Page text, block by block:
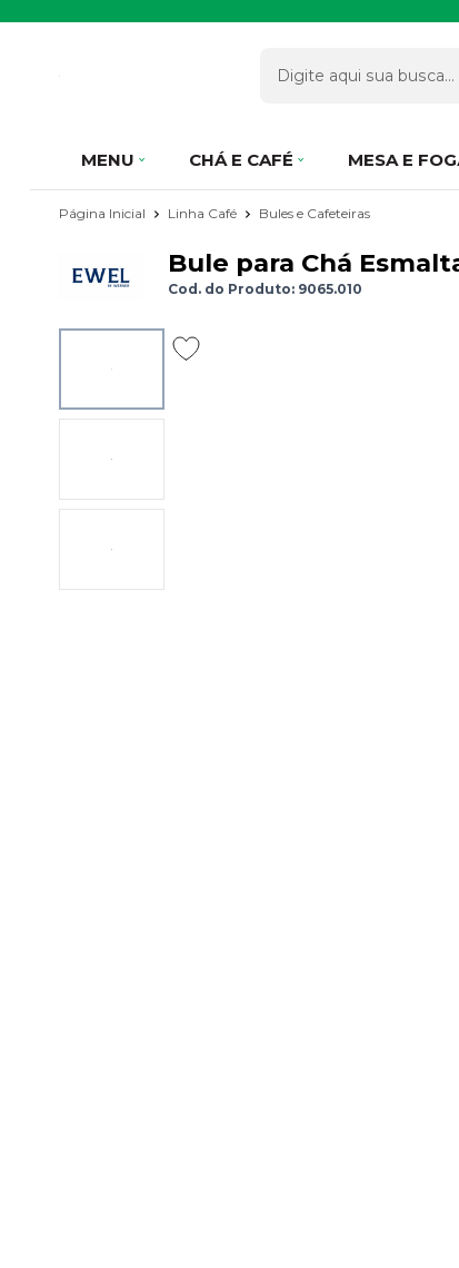
MENU CHÁ E CAFÉ MESA E
Página Inicial Linha Café Bules e Cafeteiras
Bule para Chá
Cod. do Produto: 9065.010